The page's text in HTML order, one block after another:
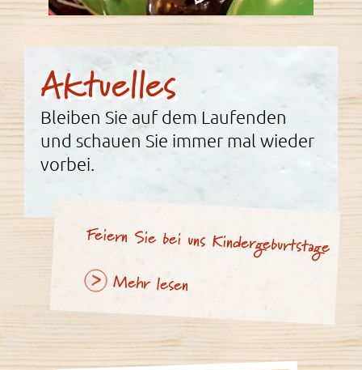
Aktuelles
Bleiben Sie auf dem Laufenden
und schauen Sie immer mal wieder
vorbei.
Feiern Sie bei uns Kindergeburtstage
Mehr lesen